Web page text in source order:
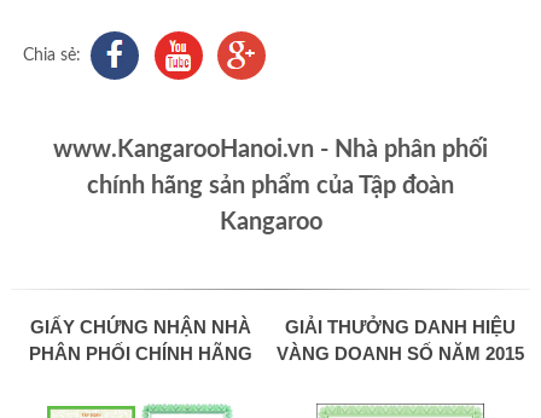
Chia sẻ:
www.KangarooHanoi.vn - Nhà phân phối
chính hãng sản phẩm của Tập đoàn
Kangaroo
GIẤY CHỨNG NHẬN NHÀ
PHÂN PHỐI CHÍNH HÃNG
GIẢI THƯỞNG DANH HIỆU
VÀNG DOANH SỐ NĂM 2015